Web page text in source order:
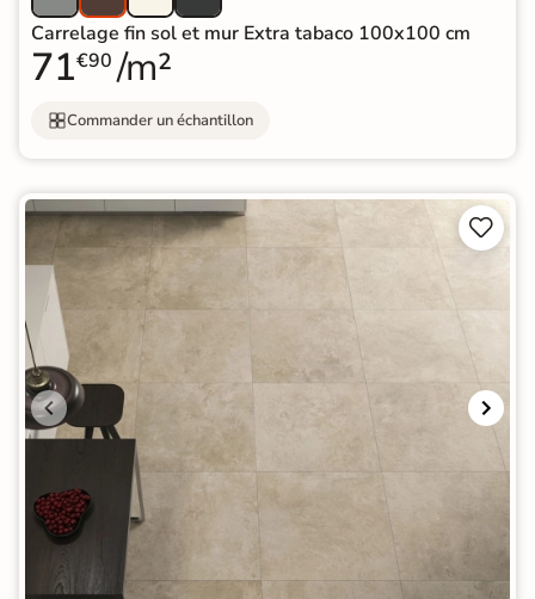
Carrelage fin sol et mur Extra tabaco 100x100 cm
71€90 /m²
Commander un échantillon

